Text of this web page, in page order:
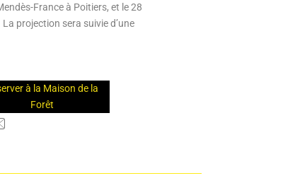
France à Poitiers, et le 28
projection sera suivie d’une
à la Maison de la
Forêt